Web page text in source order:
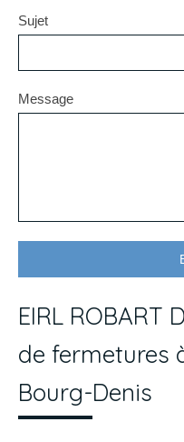
Sujet
Message
EIRL ROBART
de fermetures
Bourg-Denis